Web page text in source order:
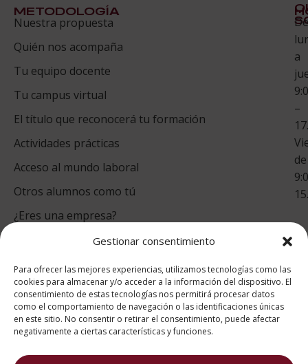
Gestionar consentimiento
Para ofrecer las mejores experiencias, utilizamos tecnologías como las
cookies para almacenar y/o acceder a la información del dispositivo. El
consentimiento de estas tecnologías nos permitirá procesar datos
como el comportamiento de navegación o las identificaciones únicas
en este sitio. No consentir o retirar el consentimiento, puede afectar
negativamente a ciertas características y funciones.
METODOLOGÍA
Nuestra propuesta
Quién nos acompaña
Tu equipo docente
Tu campus virtual
El título que reconocerá tu formación
Actividades prácticas
Acceso al mundo laboral
Otros alumnos como tú
¿Eres una empresa?
Te
De
a
–
de
puntuación para ESAH
9.4/10
basado en1331
Valoraciones soportado por
eKomi